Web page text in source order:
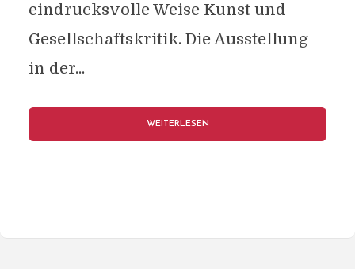
eindrucksvolle Weise Kunst und
Gesellschaftskritik. Die Ausstellung
in der...
WEITERLESEN